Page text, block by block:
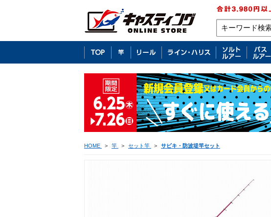
HOME > 竿 > セット竿 > サビキ・防波堤竿セット